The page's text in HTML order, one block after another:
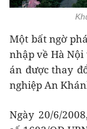
Một bất ngờ
nhập về Hà
án được thay
nghiệp An
Ngày 20/6/